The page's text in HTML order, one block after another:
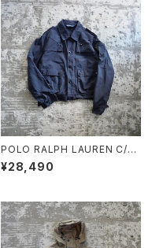
POLO RALPH LAUREN C/N
SHORT JACKET
¥28,490